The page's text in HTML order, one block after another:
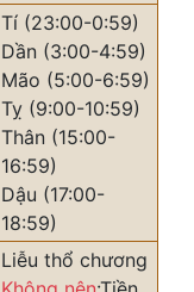
Tí (23:00-0:59)
Dần (3:00-4:59)
Mão (5:00-6:59)
Tỵ (9:00-10:59)
Thân (15:00-
16:59)
Dậu (17:00-
18:59)
Liễu thổ chương